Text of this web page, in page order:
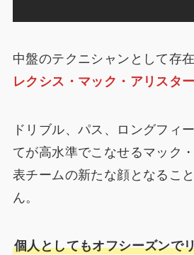
中盤のテクニシャンとして存
レクシス・マック・アリスター
ドリブル、パス、ロングフィ
てが高水準でこなせるマック
表チームの新たな顔となるこ
ん。
個人としてもオフシーズンで